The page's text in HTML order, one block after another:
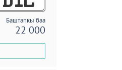
Баштапкы баа
22 000